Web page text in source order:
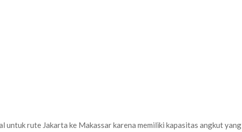
untuk rute Jakarta ke Makassar karena memiliki kapasitas angkut yang